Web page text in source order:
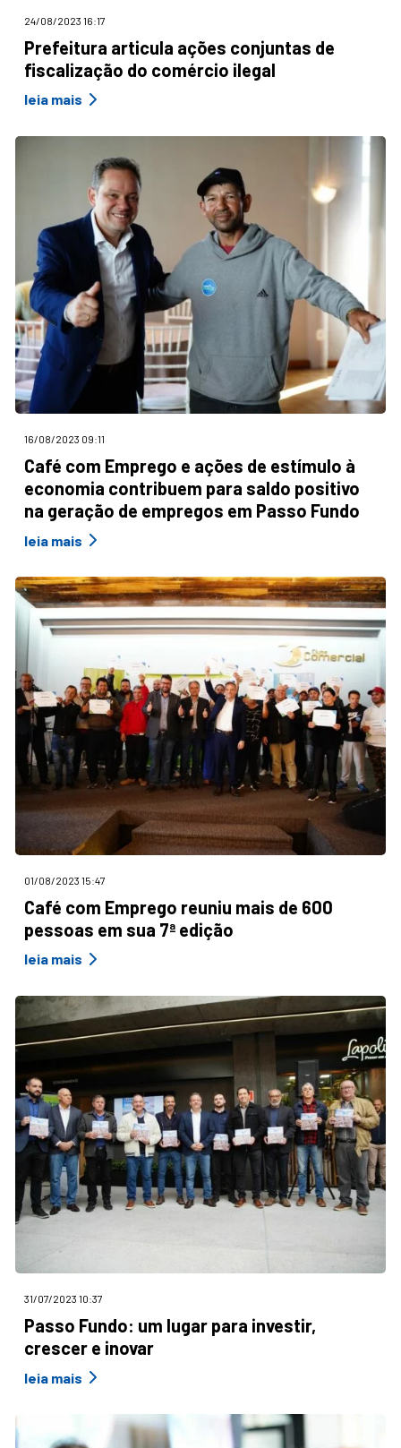
24/08/2023 16:17
Prefeitura articula ações conjuntas de
fiscalização do comércio ilegal
leia mais
16/08/2023 09:11
Café com Emprego e ações de estímulo à
economia contribuem para saldo positivo
na geração de empregos em Passo Fundo
leia mais
01/08/2023 15:47
Café com Emprego reuniu mais de 600
pessoas em sua 7ª edição
leia mais
31/07/2023 10:37
Passo Fundo: um lugar para investir,
crescer e inovar
leia mais